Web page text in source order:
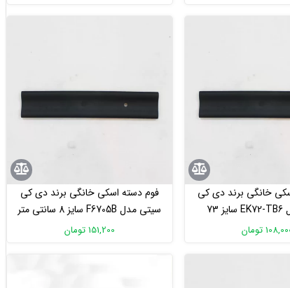
خانگی برند دی کی
سیتی مدل EK72-TB6 سایز 73
سانتی متر
تومان
فوم دسته اسکی خانگی برند دی کی
سیتی مدل F6705B سایز 8 سانتی متر
151,200 تومان